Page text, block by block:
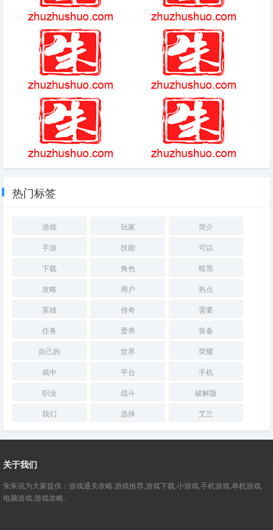
抖音乌拉拉是什么梗 乌拉拉是
什么意思
情侣游戏网名
上古王冠角色大全 科泰罗的谜题(游戏)
热门标签
游戏 玩家
简介
手游
技能
可以
下载
角色
暗黑
攻略
用户
热点
英雄
传奇
需要
任务
爱养
装备
自己的
世界
荣耀
戏中
平台
手机
职业
战斗
破解版
我们
选择 艾兰
关于我们
朱朱说为大家提供：游戏通关攻略,游戏推荐,游戏下载,小游戏,手机游戏,单机游戏,
电脑游戏,游戏攻略.